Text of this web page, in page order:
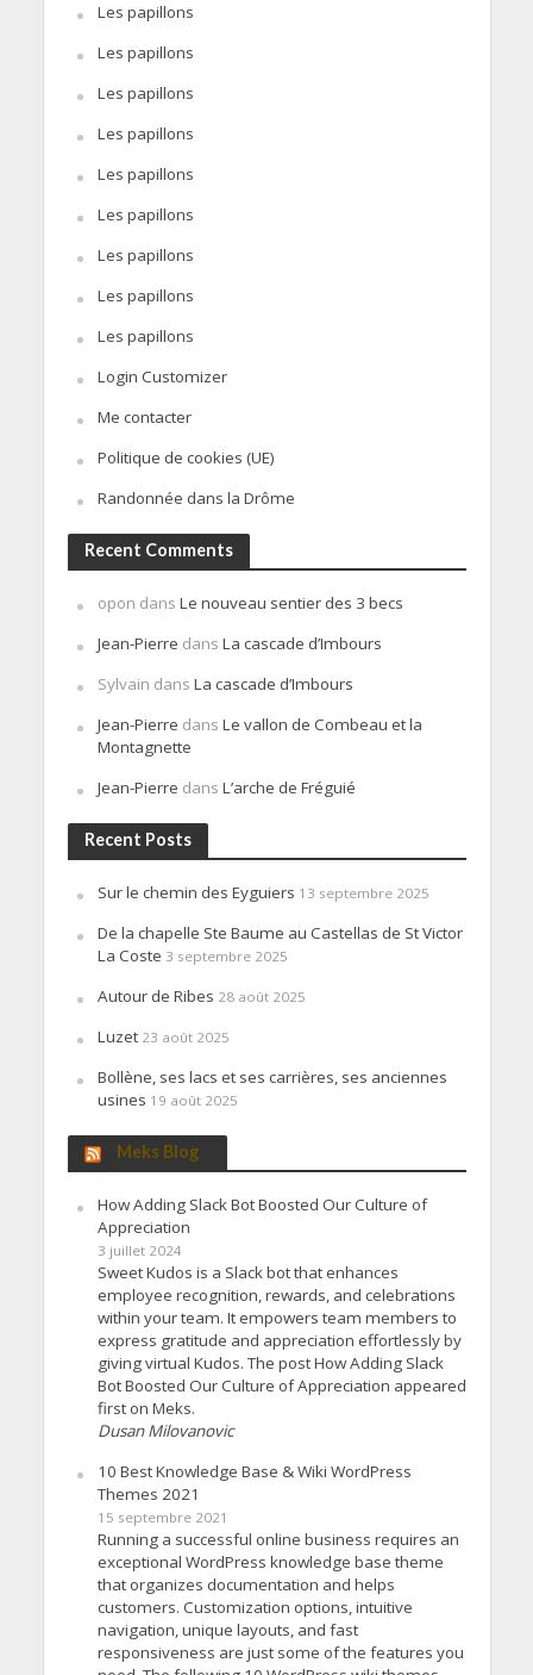
Les papillons
Les papillons
Les papillons
Les papillons
Les papillons
Les papillons
Les papillons
Les papillons
Les papillons
Login Customizer
Me contacter
Politique de cookies (UE)
Randonnée dans la Drôme
Recent Comments
opon dans Le nouveau sentier des 3 becs
Jean-Pierre dans La cascade d’Imbours
Sylvain dans La cascade d’Imbours
Jean-Pierre dans Le vallon de Combeau et la
Montagnette
Jean-Pierre dans L’arche de Fréguié
Recent Posts
Sur le chemin des Eyguiers 13 septembre 2025
De la chapelle Ste Baume au Castellas de St Victor
La Coste 3 septembre 2025
Autour de Ribes 28 août 2025
Luzet 23 août 2025
Bollène, ses lacs et ses carrières, ses anciennes
usines 19 août 2025
Meks Blog
How Adding Slack Bot Boosted Our Culture of
Appreciation
3 juillet 2024
Sweet Kudos is a Slack bot that enhances
employee recognition, rewards, and celebrations
within your team. It empowers team members to
express gratitude and appreciation effortlessly by
giving virtual Kudos. The post How Adding Slack
Bot Boosted Our Culture of Appreciation appeared
first on Meks.
Dusan Milovanovic
10 Best Knowledge Base & Wiki WordPress
Themes 2021
15 septembre 2021
Running a successful online business requires an
exceptional WordPress knowledge base theme
that organizes documentation and helps
customers. Customization options, intuitive
navigation, unique layouts, and fast
responsiveness are just some of the features you